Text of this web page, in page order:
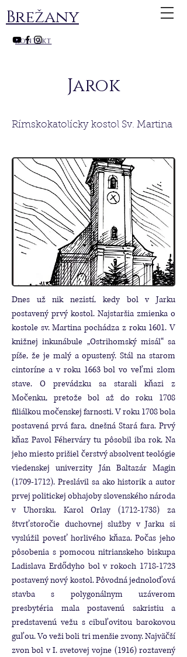
kontakt
Brežany
Jarok
Rímskokatolícky kostol Sv. Martina
Dnes už nik nezistí, kedy bol v Jarku
postavený prvý kostol. Najstaršia zmienka o
kostole sv. Martina pochádza z roku 1601. V
knižnej inkunábule „Ostrihomský misál“ sa
píše, že je malý a opustený. Stál na starom
cintoríne a v roku 1663 bol vo veľmi zlom
stave. O prevádzku sa starali kňazi z
Močenku, pretože bol až do roku 1708
filiálkou močenskej farnosti. V roku 1708 bola
postavená prvá fara, dnešná Stará fara. Prvý
kňaz Pavol Féherváry tu pôsobil iba rok. Na
jeho miesto prišiel čerstvý absolvent teológie
viedenskej univerzity Ján Baltazár Magin
(1709-1712). Preslávil sa ako historik a autor
prvej politickej obhajoby slovenského národa
v Uhorsku. Karol Orlay(1712-1738) za
štvrťstoročie duchovnej služby v Jarku si
vyslúžil povesť horlivého kňaza. Počas jeho
pôsobenia s pomocou nitrianskeho biskupa
Ladislava Erdődyho bol v rokoch 1718-1723
postavený nový kostol. Pôvodná jednoloďová
stavba s polygonálnym uzáverom
presbytéria mala postavenú sakristiu a
predstavenú vežu s cibuľovitou barokovou
guľou. Vo veži boli tri menšie zvony. Najväčší
zvon bol v I. svetovej vojne (1916) roztavený